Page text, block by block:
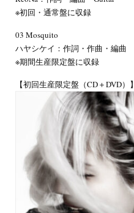
※初回・通常盤に収録
03 Mosquito
ハヤシケイ：作詞・作曲・編曲
※期間生産限定盤に収録
【初回生産限定盤（CD＋DVD